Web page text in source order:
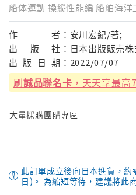
船体運動 操縦性能編 船舶海
作 者： 安川宏紀/著;
出
版 社： 日本出版販売
出 版 日 期： 2022/07/07
刷誠品聯名卡 ，天天享最高
大量採購團購專區
此訂單成立後向日本進貨，
日)。 為縮短等待，建議將此